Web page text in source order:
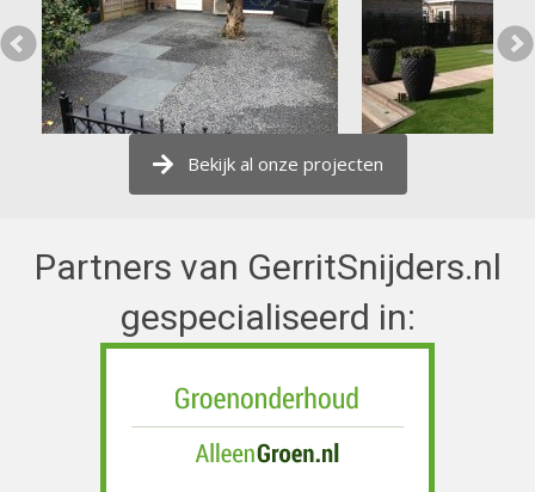
Bekijk al onze projecten
Partners van GerritSnijders.nl
gespecialiseerd in: